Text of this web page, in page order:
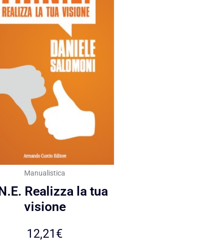
Manualistica
Realizza la tua
visione
12,21€